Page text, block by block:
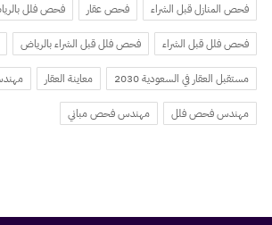
فحص المنازل قبل الشراء فحص عقار فحص فلل
فحص فلل قبل الشراء فحص فلل قبل الشراء بالرياض
مستقبل العقار في السعودية 2030 معاينة العقار
مهندس فحص فلل مهندس فحص مباني